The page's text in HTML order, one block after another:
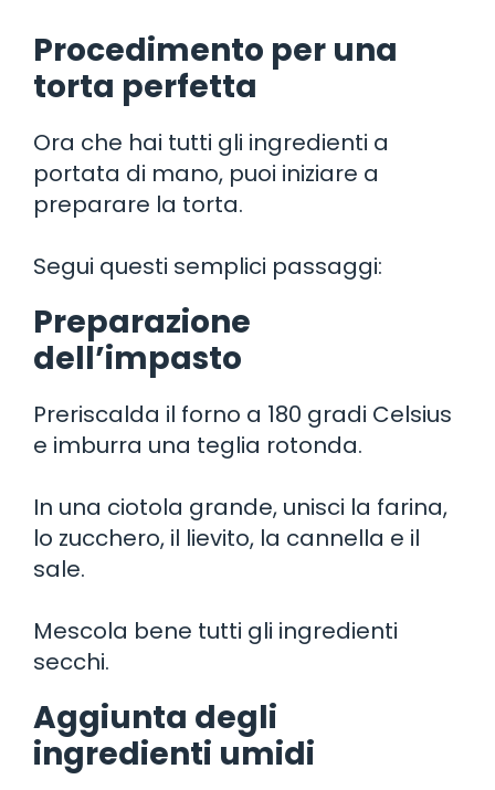
Procedimento per una
torta perfetta
Ora che hai tutti gli ingredienti a
portata di mano, puoi iniziare a
preparare la torta.
Segui questi semplici passaggi:
Preparazione
dell’impasto
Preriscalda il forno a 180 gradi Celsius
e imburra una teglia rotonda.
In una ciotola grande, unisci la farina,
lo zucchero, il lievito, la cannella e il
sale.
Mescola bene tutti gli ingredienti
secchi.
Aggiunta degli
ingredienti umidi